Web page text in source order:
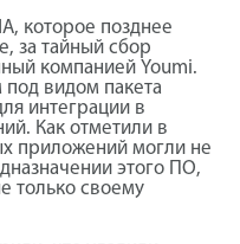
которое позднее
за тайный сбор
компанией Youmi.
под видом пакета
интеграции в
Как отметили в
приложений могли не
этого ПО,
только своему